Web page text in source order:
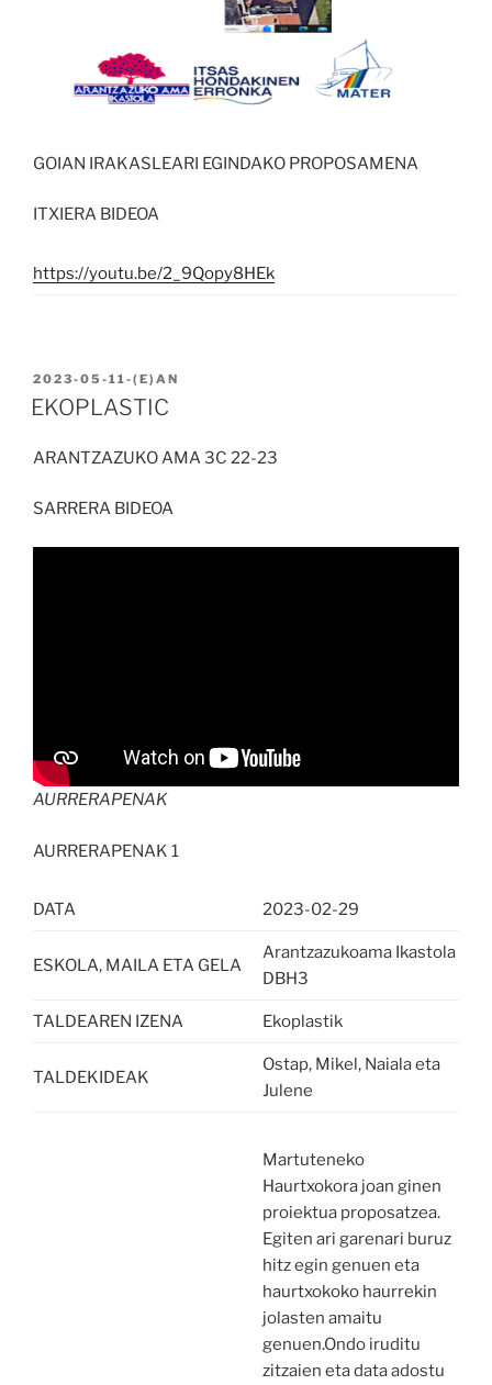
GOIAN IRAKASLEARI EGINDAKO PROPOSAMENA
ITXIERA BIDEOA
https://youtu.be/2_9Qopy8HEk
2023-05-11-(E)AN
EKOPLASTIC
ARANTZAZUKO AMA 3C 22-23
SARRERA BIDEOA
AURRERAPENAK
AURRERAPENAK 1
DATA 2023-02-29
ESKOLA, MAILA ETA GELA
Arantzazukoama Ikastola
DBH3
TALDEAREN IZENA Ekoplastik
TALDEKIDEAK
Ostap, Mikel, Naiala eta
Julene
Martuteneko
Haurtxokora joan ginen
proiektua proposatzea.
Egiten ari garenari buruz
hitz egin genuen eta
haurtxokoko haurrekin
jolasten amaitu
genuen.Ondo iruditu
zitzaien eta data adostu